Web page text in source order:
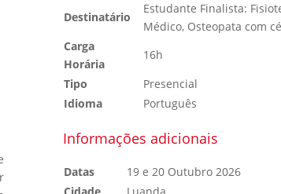
Destinatário
Estudante Finalista:
Médico, Osteopata com
Carga
Horária
16h
Tipo
Presencial
Idioma
Português
Informações adicionais
Datas
19 e 20 Outubro 2026